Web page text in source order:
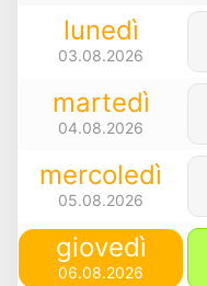
lunedì
03.08.2026
martedì
04.08.2026
mercoledì
05.08.2026
giovedì
06.08.2026